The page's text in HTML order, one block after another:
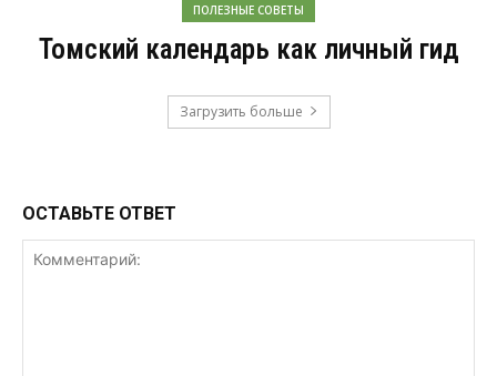
ПОЛЕЗНЫЕ СОВЕТЫ
Томский календарь как личный гид
Загрузить больше
ОСТАВЬТЕ ОТВЕТ